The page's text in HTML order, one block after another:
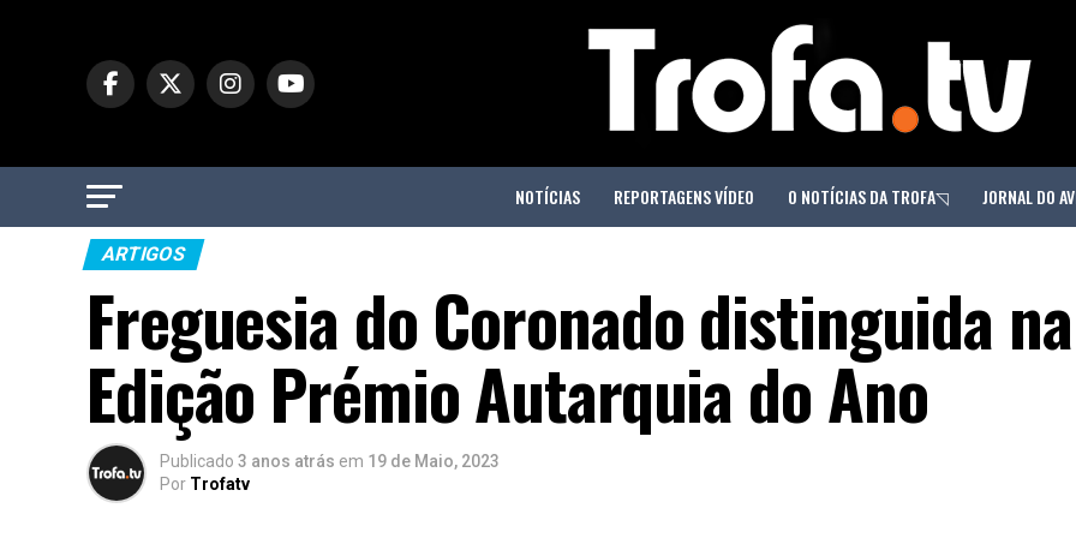
NOTÍCIAS REPORTAGENS VÍDEO O NOTÍCIAS DA TROFA◹ JORNAL DO
ARTIGOS
Freguesia do Coronado distinguida
Edição Prémio Autarquia do Ano
Publicado 3 anos atrás em 19 de Maio, 2023
Por Trofatv